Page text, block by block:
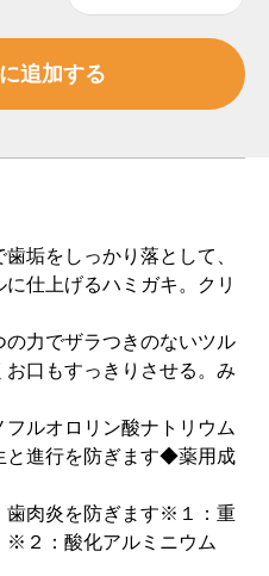
垢をしっかり落として、
仕上げるハミガキ。クリ
力でザラつきのないツル
口もすっきりさせる。み
ルオロリン酸ナトリウム
と進行を防ぎます◆薬用成
歯肉炎を防ぎます※１：重
※２：酸化アルミニウム